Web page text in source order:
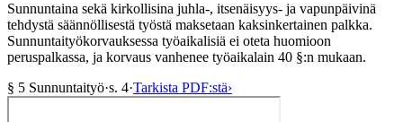
Sunnuntaina sekä kirkollisina juhla-, itsenäisyys- ja vapunpäivinä
tehdystä säännöllisestä työstä maksetaan kaksinkertainen palkka.
Sunnuntaityökorvauksessa työaikalisiä ei oteta huomioon
peruspalkassa, ja korvaus vanhenee työaikalain 40 §:n mukaan.
§ 5 Sunnuntaityö·s. 4·Tarkista PDF:stä›